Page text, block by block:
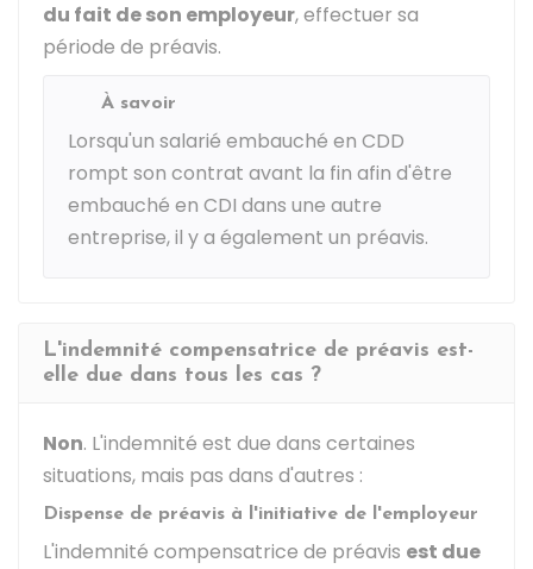
du fait de son employeur, effectuer sa
période de préavis.
À savoir
Lorsqu'un salarié embauché en CDD
rompt son contrat avant la fin afin d'être
embauché en CDI dans une autre
entreprise, il y a également un préavis.
L'indemnité compensatrice de préavis est-
elle due dans tous les cas ?
Non. L'indemnité est due dans certaines
situations, mais pas dans d'autres :
Dispense de préavis à l'initiative de l'employeur
L'indemnité compensatrice de préavis est due